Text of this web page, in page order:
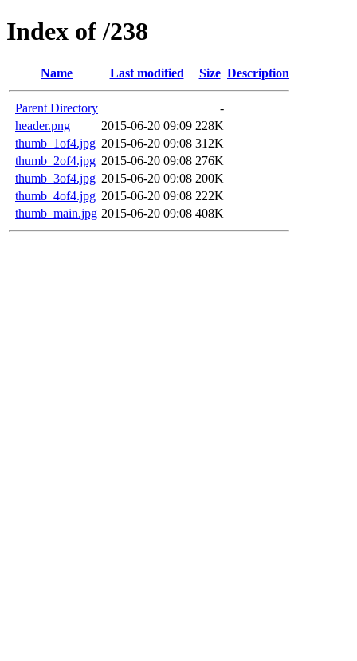
Index of /238
Name Last modified Size Description
Parent Directory
-
header.png
2015-06-20 09:09 228K
thumb_1of4.jpg 2015-06-20 09:08 312K
thumb_2of4.jpg 2015-06-20 09:08 276K
thumb_3of4.jpg 2015-06-20 09:08 200K
thumb_4of4.jpg 2015-06-20 09:08 222K
thumb_main.jpg 2015-06-20 09:08 408K